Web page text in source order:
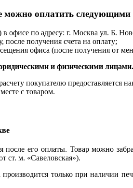
можно оплатить следующими
офисе по адресу: г. Москва ул. Б.
после получения счета на оплату;
офиса (после получения от
и физическими лицами.
покупателю предоставляется
с товаром.
после его оплаты. Товар можно
ст. м. «Савеловская»).
только при наличии